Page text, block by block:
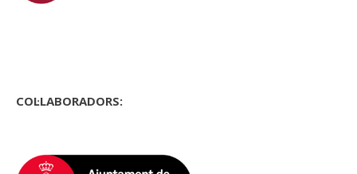
COL·LABORADORS: